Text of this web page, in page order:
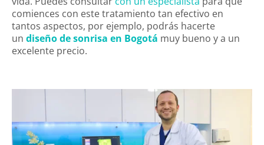
comiences con este tratamiento tan efectivo en
tantos aspectos, por ejemplo, podrás hacerte
un diseño de sonrisa en Bogotá muy bueno y a un
excelente precio.